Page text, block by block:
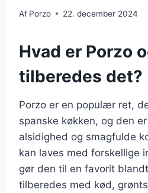
Af Porzo 22. december 2024
Hvad er Porzo
tilberedes det?
Porzo er en populær ret,
spanske køkken, og den
alsidighed og smagfulde
kan laves med forskellige
gør den til en favorit
tilberedes med kød,